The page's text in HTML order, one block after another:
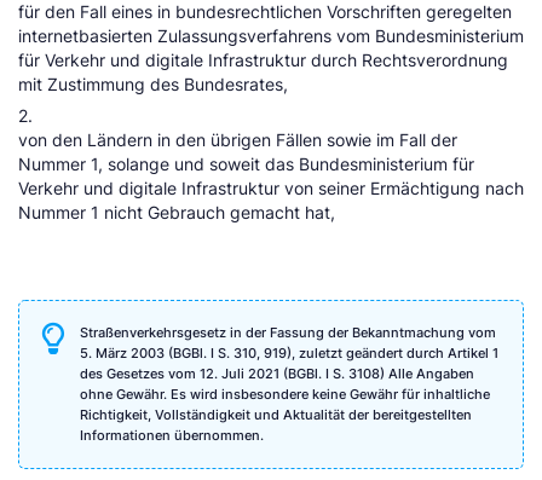
für den Fall eines in bundesrechtlichen Vorschriften geregelten
internetbasierten Zulassungsverfahrens vom Bundesministerium
für Verkehr und digitale Infrastruktur durch Rechtsverordnung
mit Zustimmung des Bundesrates,
2.
von den Ländern in den übrigen Fällen sowie im Fall der
Nummer 1, solange und soweit das Bundesministerium für
Verkehr und digitale Infrastruktur von seiner Ermächtigung nach
Nummer 1 nicht Gebrauch gemacht hat,
Straßenverkehrsgesetz in der Fassung der Bekanntmachung vom
5. März 2003 (BGBl. I S. 310, 919), zuletzt geändert durch Artikel 1
des Gesetzes vom 12. Juli 2021 (BGBl. I S. 3108) Alle Angaben
ohne Gewähr. Es wird insbesondere keine Gewähr für inhaltliche
Richtigkeit, Vollständigkeit und Aktualität der bereitgestellten
Informationen übernommen.